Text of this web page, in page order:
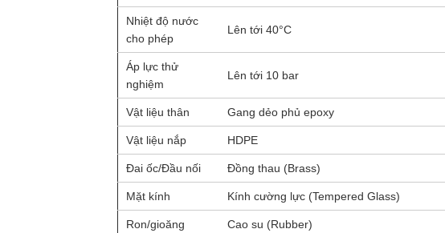
Nhiệt độ nước
cho phép
Lên tới 40°C
Áp lực thử
nghiệm
Lên tới 10 bar
Vật liệu thân Gang dẻo phủ epoxy
Vật liệu nắp HDPE
Đai ốc/Đầu nối Đồng thau (Brass)
Mặt kính Kính cường lực (Tempered Glass)
Ron/gioăng Cao su (Rubber)